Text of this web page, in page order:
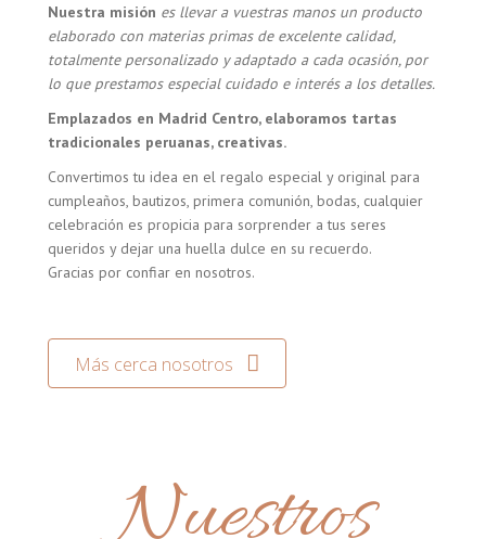
Nuestra misión es llevar a vuestras manos un producto
elaborado con materias primas de excelente calidad,
totalmente personalizado y adaptado a cada ocasión, por
lo que prestamos especial cuidado e interés a los detalles.
Emplazados en Madrid Centro, elaboramos tartas
tradicionales peruanas, creativas.
Convertimos tu idea en el regalo especial y original para
cumpleaños, bautizos, primera comunión, bodas, cualquier
celebración es propicia para sorprender a tus seres
queridos y dejar una huella dulce en su recuerdo.
Gracias por confiar en nosotros.
Más cerca nosotros